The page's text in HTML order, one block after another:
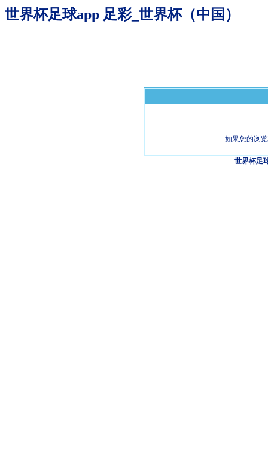
世界杯足球app 足彩_世界杯（中国）
如果您的浏
世界杯足